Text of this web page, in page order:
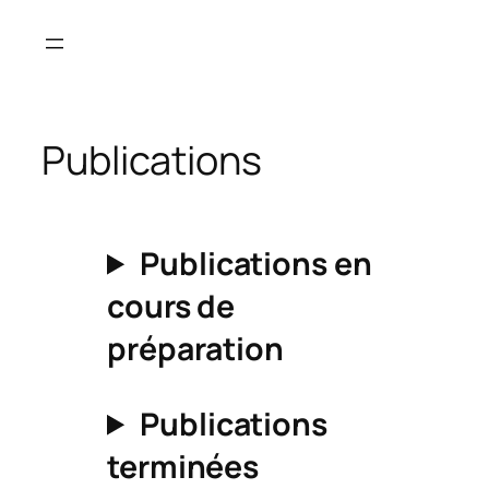
Publications
Publications en
cours de
préparation
Publications
terminées